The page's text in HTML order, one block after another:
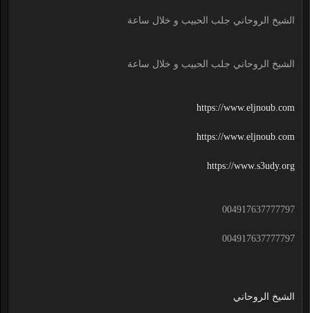
الشيخ الروحاني جلب الحبيب و خلال ساعة
الشيخ الروحاني جلب الحبيب و خلال ساعة
https://www.eljnoub.com
https://www.eljnoub.com
https://www.s3udy.org
004917637777797
004917637777797
الشيخ الروحاني